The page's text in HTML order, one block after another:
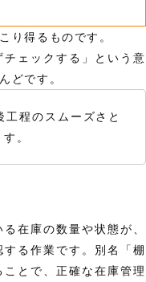
り得るものです。
チェックする」という意
どです。
程のスムーズさと
。
在庫の数量や状態が、
る作業です。別名「棚
とで、正確な在庫管理